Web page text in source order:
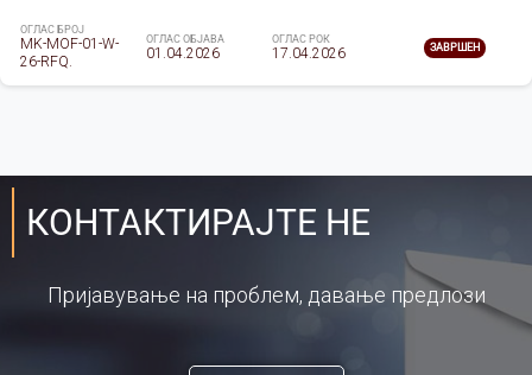
ОГЛАС БРОЈ
MK-MOF-01-W-
26-RFQ.
ОГЛАС ОБЈАВА
01.04.2026
ОГЛАС РОК
17.04.2026 ЗАВРШЕН
КОНТАКТИРАЈТЕ НЕ
Пријавување на проблем, давање предлози